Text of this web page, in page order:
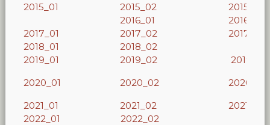
2015_01
2015_02 2015_03
2016_01
2016_02
2017_01
2017_02
2017_03
2018_01
2018_02
2019_01
2019_02
2019_3
2020_01
2020_02
2020_03
2021_01
2021_02
2021_03
2022_01 2022_02